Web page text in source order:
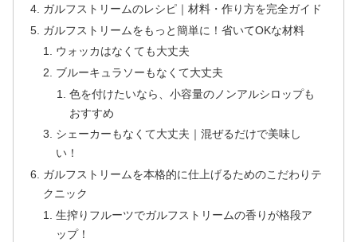
ガルフストリームのレシピ｜材料・作り方を完全ガイド
ガルフストリームをもっと簡単に！省いてOKな材料
ウォッカはなくても大丈夫
ブルーキュラソーもなくて大丈夫
色を付けたいなら、小容量のノンアルシロップも
おすすめ
シェーカーもなくて大丈夫｜混ぜるだけで美味し
い！
ガルフストリームを本格的に仕上げるためのこだわりテ
クニック
生搾りフルーツでガルフストリームの香りが格段ア
ップ！